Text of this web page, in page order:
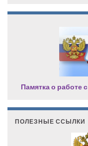
Памятка о работе
ПОЛЕЗНЫЕ ССЫЛКИ